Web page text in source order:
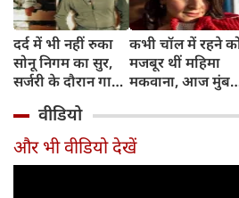
दर्द में भी नहीं रुका
सोनू निगम का सुर,
सर्जरी के दौरान गाया
क्लासिक गाना
कभी चॉल में रहने
मजबूर थीं महिमा
मकवाना, आज मुंबई
और करोड़ों की
वीडियो
और भी वीडियो देखें